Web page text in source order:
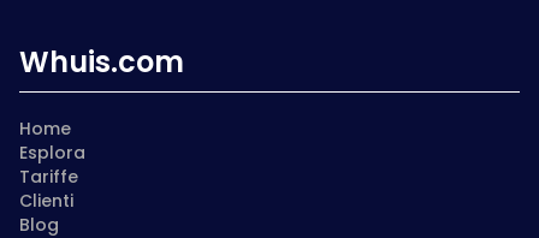
Whuis.com
Home
Esplora
Tariffe
Clienti
Blog